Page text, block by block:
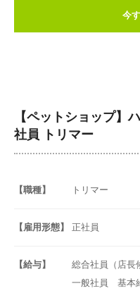
今
【ペットショップ
社員 トリマー
【職種】 トリマー
【雇用形態】 正社員
【給与】
総合社員（店長
一般社員 基本